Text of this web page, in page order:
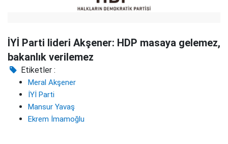
İYİ Parti lideri Akşener: HDP masaya gelemez,
bakanlık verilemez
Etiketler :
Meral Akşener
İYİ Parti
Mansur Yavaş
Ekrem İmamoğlu